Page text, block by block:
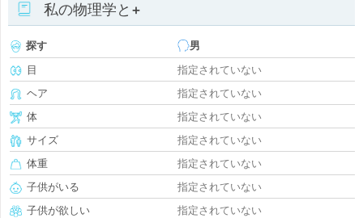
私の物理学と+
探す
男
目
指定されていない
ヘア
指定されていない
体
指定されていない
サイズ
指定されていない
体重
指定されていない
子供がいる
指定されていない
子供が欲しい
指定されていない